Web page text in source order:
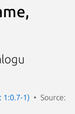
1:0.7-1)
Source: